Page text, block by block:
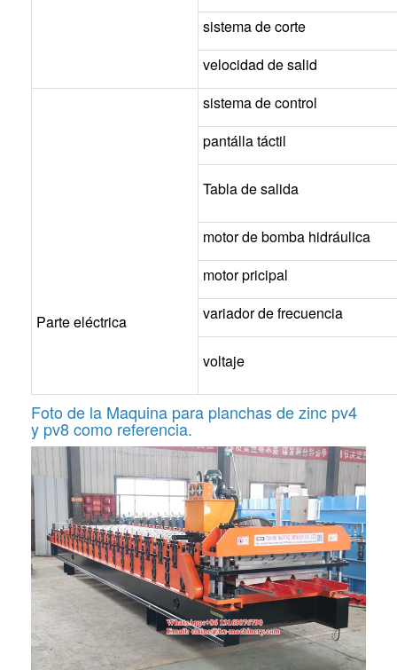
sistema de corte
velocidad de salid
Parte eléctrica
sistema de control
pantálla táctil
Tabla de salida
motor de bomba hidráulica
motor pricipal
variador de frecuencia
voltaje
Foto de la Maquina para planchas de zinc pv4
y pv8como referencia.